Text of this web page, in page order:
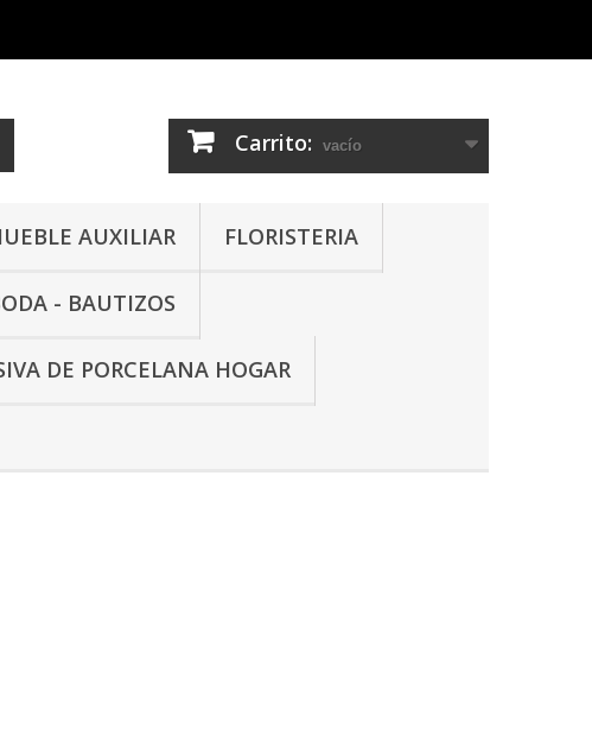
Carrito: vacío
AUXILIAR FLORISTERIA
- BAUTIZOS
DE PORCELANA HOGAR